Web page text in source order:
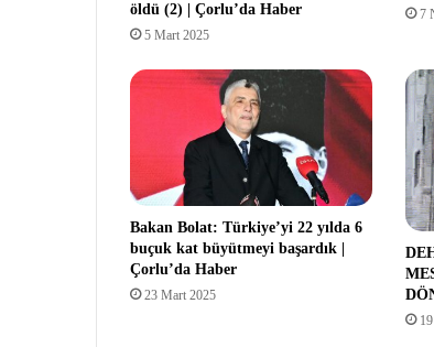
öldü (2) | Çorlu’da Haber
5 Mart 2025
7
Bakan Bolat: Türkiye’yi 22 yılda 6
buçuk kat büyütmeyi başardık |
Çorlu’da Haber
23 Mart 2025